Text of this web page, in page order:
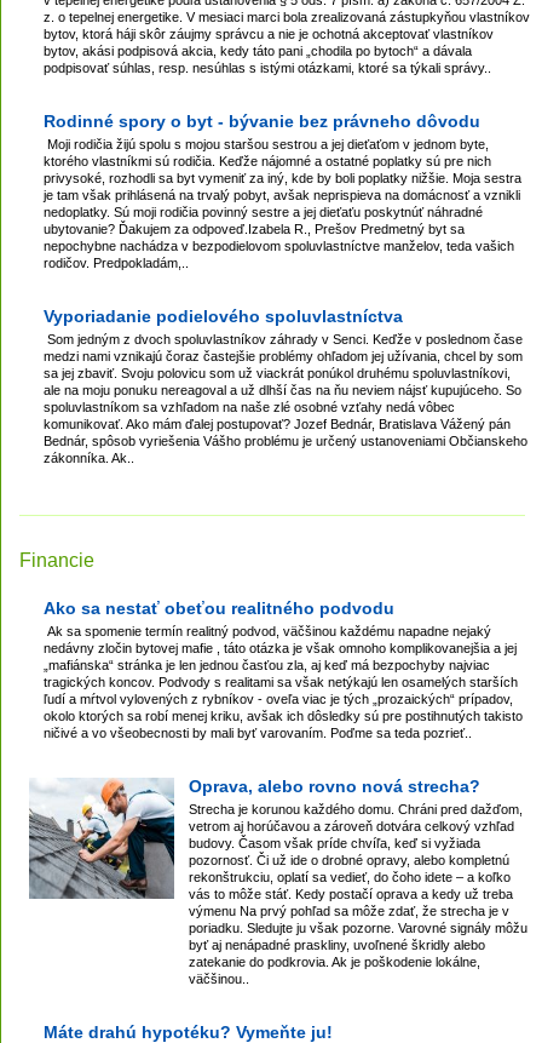
z. o tepelnej energetike. V mesiaci marci bola zrealizovaná zástupkyňou vlastníkov
bytov, ktorá háji skôr záujmy správcu a nie je ochotná akceptovať vlastníkov
bytov, akási podpisová akcia, kedy táto pani „chodila po bytoch“ a dávala
podpisovať súhlas, resp. nesúhlas s istými otázkami, ktoré sa týkali správy..
Rodinné spory o byt - bývanie bez právneho dôvodu
Moji rodičia žijú spolu s mojou staršou sestrou a jej dieťaťom v jednom byte,
ktorého vlastníkmi sú rodičia. Keďže nájomné a ostatné poplatky sú pre nich
privysoké, rozhodli sa byt vymeniť za iný, kde by boli poplatky nižšie. Moja sestra
je tam však prihlásená na trvalý pobyt, avšak neprispieva na domácnosť a vznikli
nedoplatky. Sú moji rodičia povinný sestre a jej dieťaťu poskytnúť náhradné
ubytovanie? Ďakujem za odpoveď.Izabela R., Prešov Predmetný byt sa
nepochybne nachádza v bezpodielovom spoluvlastníctve manželov, teda vašich
rodičov. Predpokladám,..
Vyporiadanie podielového spoluvlastníctva
Som jedným z dvoch spoluvlastníkov záhrady v Senci. Keďže v poslednom čase
medzi nami vznikajú čoraz častejšie problémy ohľadom jej užívania, chcel by som
sa jej zbaviť. Svoju polovicu som už viackrát ponúkol druhému spoluvlastníkovi,
ale na moju ponuku nereagoval a už dlhší čas na ňu neviem nájsť kupujúceho. So
spoluvlastníkom sa vzhľadom na naše zlé osobné vzťahy nedá vôbec
komunikovať. Ako mám ďalej postupovať? Jozef Bednár, Bratislava Vážený pán
Bednár, spôsob vyriešenia Vášho problému je určený ustanoveniami Občianskeho
zákonníka. Ak..
Financie
Ako sa nestať obeťou realitného podvodu
Ak sa spomenie termín realitný podvod, väčšinou každému napadne nejaký
nedávny zločin bytovej mafie , táto otázka je však omnoho komplikovanejšia a jej
„mafiánska“ stránka je len jednou časťou zla, aj keď má bezpochyby najviac
tragických koncov. Podvody s realitami sa však netýkajú len osamelých starších
ľudí a mŕtvol vylovených z rybníkov - oveľa viac je tých „prozaických“ prípadov,
okolo ktorých sa robí menej kriku, avšak ich dôsledky sú pre postihnutých takisto
ničivé a vo všeobecnosti by mali byť varovaním. Poďme sa teda pozrieť..
Oprava, alebo rovno nová strecha?
Strecha je korunou každého domu. Chráni pred dažďom,
vetrom aj horúčavou a zároveň dotvára celkový vzhľad
budovy. Časom však príde chvíľa, keď si vyžiada
pozornosť. Či už ide o drobné opravy, alebo kompletnú
rekonštrukciu, oplatí sa vedieť, do čoho idete – a koľko
vás to môže stáť. Kedy postačí oprava a kedy už treba
výmenu Na prvý pohľad sa môže zdať, že strecha je v
poriadku. Sledujte ju však pozorne. Varovné signály môžu
byť aj nenápadné praskliny, uvoľnené škridly alebo
zatekanie do podkrovia. Ak je poškodenie lokálne,
väčšinou..
Máte drahú hypotéku? Vymeňte ju!